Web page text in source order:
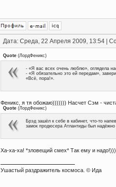
Дата: Среда, 22 Апреля 2009, 13:54 |
Quote (ЛордФеникс)
- «Я вас всех очень люблю», оглядела
- «Я обязательно это ей передам»,
«Всё, пора!».
Феникс, я тя обожаю))))))) Насчет Сэм -
Quote (ЛордФеникс)
Брэд зашёл к себе в кабинет, что-то
замок продюсера Атлантиды был надёжно
Ха-ха-ха! *зловещий смех* Так ему и
Ушастый раздражитель космоса. © Ида